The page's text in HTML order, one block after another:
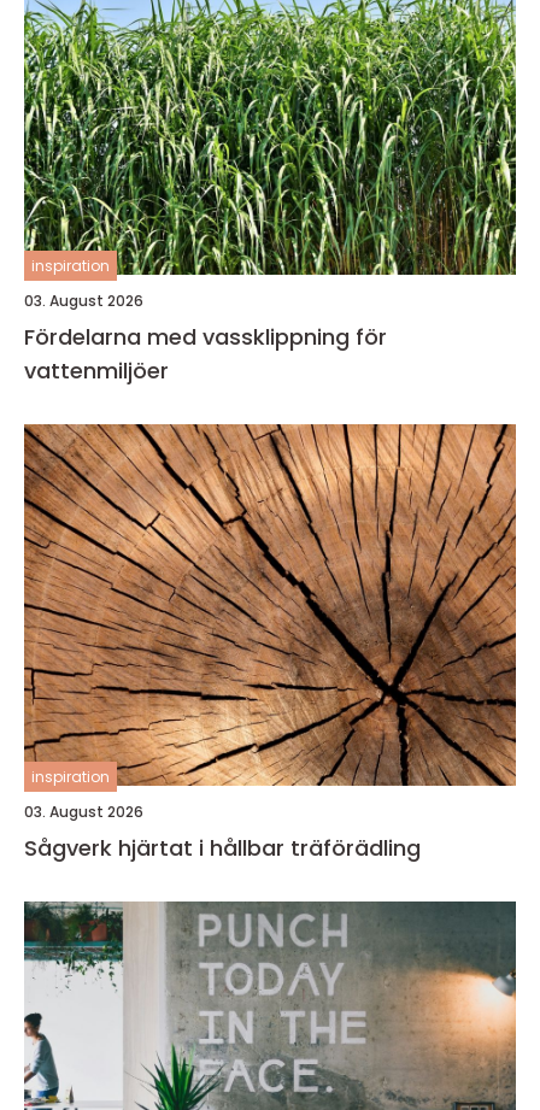
inspiration
03. August 2026
Fördelarna med vassklippning för
vattenmiljöer
inspiration
03. August 2026
Sågverk hjärtat i hållbar träförädling